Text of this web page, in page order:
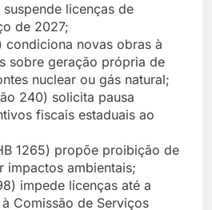
suspende licenças de
de 2027;
condiciona novas obras à
sobre geração própria de
nuclear ou gás natural;
240) solicita pausa
fiscais estaduais ao
1265) propõe proibição de
impactos ambientais;
impede licenças até a
Comissão de Serviços